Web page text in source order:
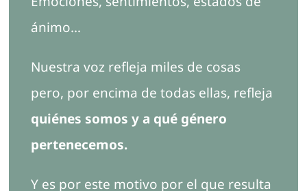
ánimo…
Nuestra voz refleja miles de cosas
pero, por encima de todas ellas, refleja
quiénes somos y a qué género
pertenecemos.
Y es por este motivo por el que resulta